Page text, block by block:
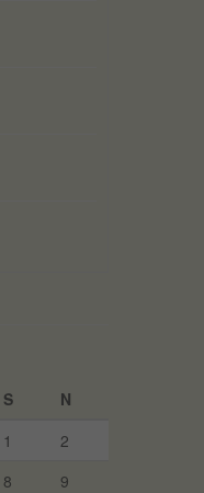
S
N
1
2
8
9